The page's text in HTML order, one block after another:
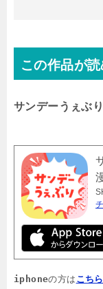
この作品が
サンデーうぇぶ
チ
iphoneの方は こちら